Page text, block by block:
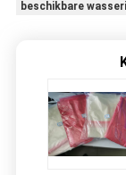
beschikbare